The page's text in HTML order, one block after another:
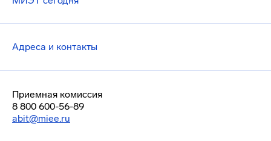
Адреса и контакты
Приемная комиссия
8 800 600-56-89
abit@miee.ru